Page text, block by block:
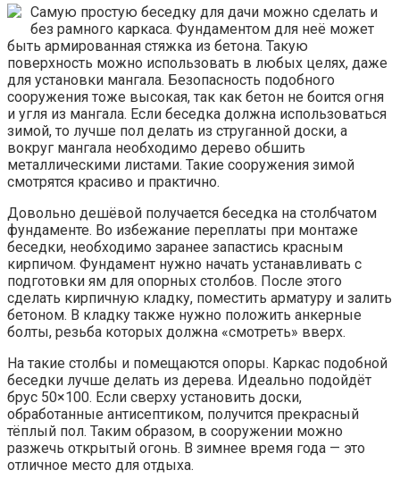
Самую простую беседку для дачи можно сделать и
без рамного каркаса. Фундаментом для неё может
быть армированная стяжка из бетона. Такую
поверхность можно использовать в любых целях, даже
для установки мангала. Безопасность подобного
сооружения тоже высокая, так как бетон не боится огня
и угля из мангала. Если беседка должна использоваться
зимой, то лучше пол делать из струганной доски, а
вокруг мангала необходимо дерево обшить
металлическими листами. Такие сооружения зимой
смотрятся красиво и практично.
Довольно дешёвой получается беседка на столбчатом
фундаменте. Во избежание переплаты при монтаже
беседки, необходимо заранее запастись красным
кирпичом. Фундамент нужно начать устанавливать с
подготовки ям для опорных столбов. После этого
сделать кирпичную кладку, поместить арматуру и залить
бетоном. В кладку также нужно положить анкерные
болты, резьба которых должна «смотреть» вверх.
На такие столбы и помещаются опоры. Каркас подобной
беседки лучше делать из дерева. Идеально подойдёт
брус 50×100. Если сверху установить доски,
обработанные антисептиком, получится прекрасный
тёплый пол. Таким образом, в сооружении можно
разжечь открытый огонь. В зимнее время года — это
отличное место для отдыха.